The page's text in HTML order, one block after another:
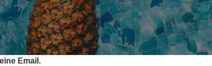
Email.